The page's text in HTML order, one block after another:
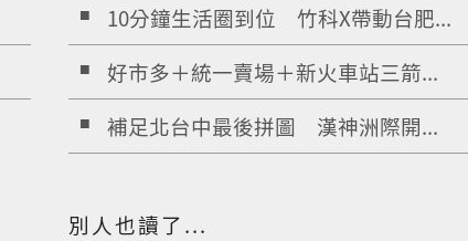
10分鐘生活圈到位 竹科X帶動台肥...
好市多＋統一賣場＋新火車站三箭...
補足北台中最後拼圖 漢神洲際開...
別人也讀了...